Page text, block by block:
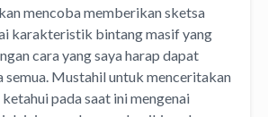
mencoba memberikan sketsa
karakteristik bintang masif yang
cara yang saya harap dapat
semua. Mustahil untuk menceritakan
pada saat ini mengenai